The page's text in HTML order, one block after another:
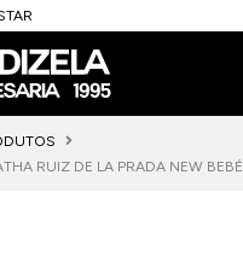
RUIZ DE LA PRADA NEW BEBÉ